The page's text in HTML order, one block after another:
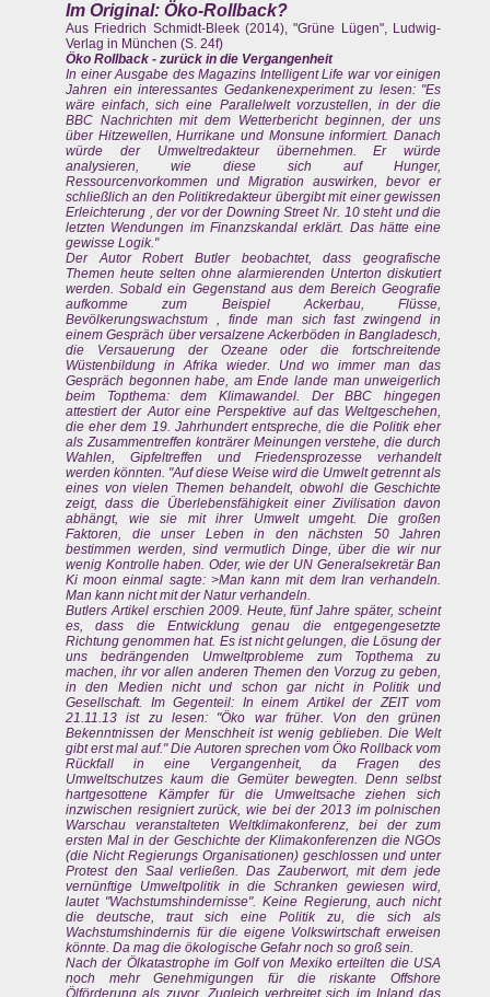
Im Original: Öko-Rollback?
Aus Friedrich Schmidt-Bleek (2014), "Grüne Lügen", Ludwig-
Verlag in München (S. 24f)
Öko Rollback - zurück in die Vergangenheit
In einer Ausgabe des Magazins Intelligent Life war vor einigen
Jahren ein interessantes Gedankenexperiment zu lesen: "Es
wäre einfach, sich eine Parallelwelt vorzustellen, in der die
BBC Nachrichten mit dem Wetterbericht beginnen, der uns
über Hitzewellen, Hurrikane und Monsune informiert. Danach
würde der Umweltredakteur übernehmen. Er würde
analysieren, wie diese sich auf Hunger,
Ressourcenvorkommen und Migration auswirken, bevor er
schließlich an den Politikredakteur übergibt mit einer gewissen
Erleichterung , der vor der Downing Street Nr. 10 steht und die
letzten Wendungen im Finanzskandal erklärt. Das hätte eine
gewisse Logik."
Der Autor Robert Butler beobachtet, dass geografische
Themen heute selten ohne alarmierenden Unterton diskutiert
werden. Sobald ein Gegenstand aus dem Bereich Geografie
aufkomme zum Beispiel Ackerbau, Flüsse,
Bevölkerungswachstum , finde man sich fast zwingend in
einem Gespräch über versalzene Ackerböden in Bangladesch,
die Versauerung der Ozeane oder die fortschreitende
Wüstenbildung in Afrika wieder. Und wo immer man das
Gespräch begonnen habe, am Ende lande man unweigerlich
beim Topthema: dem Klimawandel. Der BBC hingegen
attestiert der Autor eine Perspektive auf das Weltgeschehen,
die eher dem 19. Jahrhundert entspreche, die die Politik eher
als Zusammentreffen konträrer Meinungen verstehe, die durch
Wahlen, Gipfeltreffen und Friedensprozesse verhandelt
werden könnten. "Auf diese Weise wird die Umwelt getrennt als
eines von vielen Themen behandelt, obwohl die Geschichte
zeigt, dass die Überlebensfähigkeit einer Zivilisation davon
abhängt, wie sie mit ihrer Umwelt umgeht. Die großen
Faktoren, die unser Leben in den nächsten 50 Jahren
bestimmen werden, sind vermutlich Dinge, über die wir nur
wenig Kontrolle haben. Oder, wie der UN Generalsekretär Ban
Ki moon einmal sagte: >Man kann mit dem Iran verhandeln.
Man kann nicht mit der Natur verhandeln.
Butlers Artikel erschien 2009. Heute, fünf Jahre später, scheint
es, dass die Entwicklung genau die entgegengesetzte
Richtung genommen hat. Es ist nicht gelungen, die Lösung der
uns bedrängenden Umweltprobleme zum Topthema zu
machen, ihr vor allen anderen Themen den Vorzug zu geben,
in den Medien nicht und schon gar nicht in Politik und
Gesellschaft. Im Gegenteil: In einem Artikel der ZEIT vom
21.11.13 ist zu lesen: "Öko war früher. Von den grünen
Bekenntnissen der Menschheit ist wenig geblieben. Die Welt
gibt erst mal auf." Die Autoren sprechen vom Öko Rollback vom
Rückfall in eine Vergangenheit, da Fragen des
Umweltschutzes kaum die Gemüter bewegten. Denn selbst
hartgesottene Kämpfer für die Umweltsache ziehen sich
inzwischen resigniert zurück, wie bei der 2013 im polnischen
Warschau veranstalteten Weltklimakonferenz, bei der zum
ersten Mal in der Geschichte der Klimakonferenzen die NGOs
(die Nicht Regierungs Organisationen) geschlossen und unter
Protest den Saal verließen. Das Zauberwort, mit dem jede
vernünftige Umweltpolitik in die Schranken gewiesen wird,
lautet "Wachstumshindernisse". Keine Regierung, auch nicht
die deutsche, traut sich eine Politik zu, die sich als
Wachstumshindernis für die eigene Volkswirtschaft erweisen
könnte. Da mag die ökologische Gefahr noch so groß sein.
Nach der Ölkatastrophe im Golf von Mexiko erteilten die USA
noch mehr Genehmigungen für die riskante Offshore